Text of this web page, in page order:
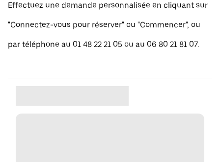
Effectuez une demande personnalisée en cliquant sur
"Connectez-vous pour réserver" ou "Commencer", ou
par téléphone au 01 48 22 21 05 ou au 06 80 21 81 07.